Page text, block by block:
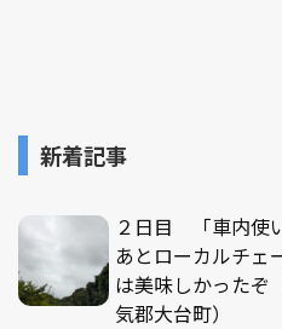
新着記事
２日目 「車内使
あとローカルチェ
は美味しかった
気郡大台町）